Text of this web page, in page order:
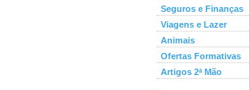
Seguros e Finanças
Viagens e Lazer
Animais
Ofertas Formativas
Artigos 2ª Mão